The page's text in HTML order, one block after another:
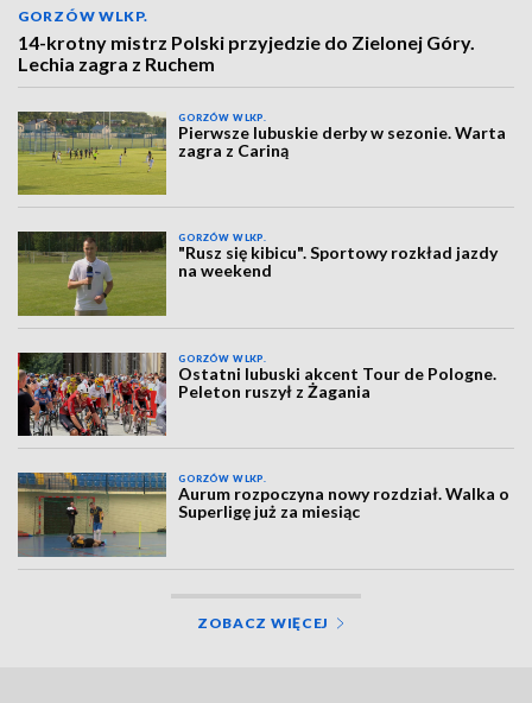
GORZÓW WLKP.
14-krotny mistrz Polski przyjedzie do Zielonej Góry.
Lechia zagra z Ruchem
GORZÓW WLKP.
Pierwsze lubuskie derby w sezonie. Warta
zagra z Cariną
GORZÓW WLKP.
"Rusz się kibicu". Sportowy rozkład jazdy
na weekend
GORZÓW WLKP.
Ostatni lubuski akcent Tour de Pologne.
Peleton ruszył z Żagania
GORZÓW WLKP.
Aurum rozpoczyna nowy rozdział. Walka o
Superligę już za miesiąc
ZOBACZ WIĘCEJ